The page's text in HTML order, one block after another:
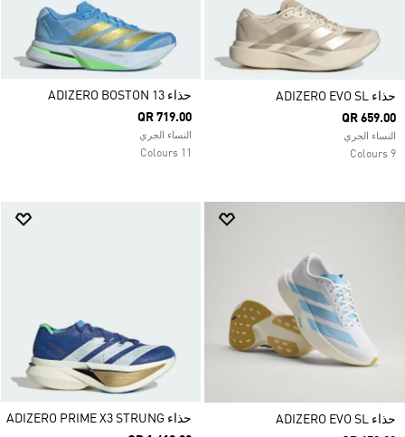
حذاء ADIZERO EVO SL
QR 659.00
النساء الجري
9 Colours
حذاء ADIZERO BOSTON 13
QR 719.00
النساء الجري
11 Colours
حذاء ADIZERO EVO SL
حذاء ADIZERO PRIME X3 STRUNG